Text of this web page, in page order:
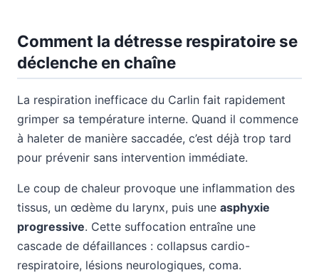
Comment la détresse respiratoire se
déclenche en chaîne
La respiration inefficace du Carlin fait rapidement
grimper sa température interne. Quand il commence
à haleter de manière saccadée, c’est déjà trop tard
pour prévenir sans intervention immédiate.
Le coup de chaleur provoque une inflammation des
tissus, un œdème du larynx, puis une asphyxie
progressive. Cette suffocation entraîne une
cascade de défaillances : collapsus cardio-
respiratoire, lésions neurologiques, coma.